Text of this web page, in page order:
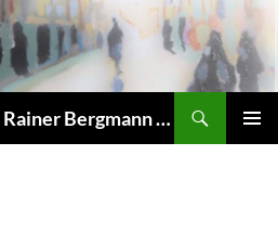
Figurative Malerei von Rainer Bergmann M.A.